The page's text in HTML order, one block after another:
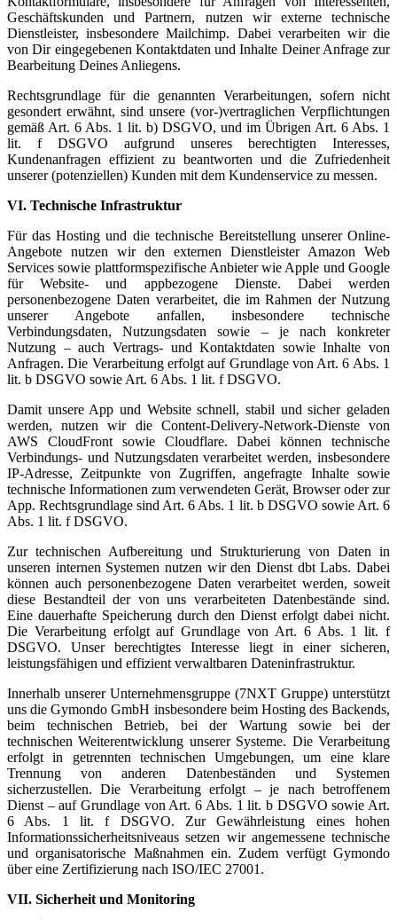
Geschäftskunden und Partnern, nutzen wir externe technische
Dienstleister, insbesondere Mailchimp. Dabei verarbeiten wir die
von Dir eingegebenen Kontaktdaten und Inhalte Deiner Anfrage zur
Bearbeitung Deines Anliegens.
Rechtsgrundlage für die genannten Verarbeitungen, sofern nicht
gesondert erwähnt, sind unsere (vor-)vertraglichen Verpflichtungen
gemäß Art. 6 Abs. 1 lit. b) DSGVO, und im Übrigen Art. 6 Abs. 1
lit. f DSGVO aufgrund unseres berechtigten Interesses,
Kundenanfragen effizient zu beantworten und die Zufriedenheit
unserer (potenziellen) Kunden mit dem Kundenservice zu messen.
VI. Technische Infrastruktur
Für das Hosting und die technische Bereitstellung unserer Online-
Angebote nutzen wir den externen Dienstleister Amazon Web
Services sowie plattformspezifische Anbieter wie Apple und Google
für Website- und appbezogene Dienste. Dabei werden
personenbezogene Daten verarbeitet, die im Rahmen der Nutzung
unserer Angebote anfallen, insbesondere technische
Verbindungsdaten, Nutzungsdaten sowie – je nach konkreter
Nutzung – auch Vertrags- und Kontaktdaten sowie Inhalte von
Anfragen. Die Verarbeitung erfolgt auf Grundlage von Art. 6 Abs. 1
lit. b DSGVO sowie Art. 6 Abs. 1 lit. f DSGVO.
Damit unsere App und Website schnell, stabil und sicher geladen
werden, nutzen wir die Content-Delivery-Network-Dienste von
AWS CloudFront sowie Cloudflare. Dabei können technische
Verbindungs- und Nutzungsdaten verarbeitet werden, insbesondere
IP-Adresse, Zeitpunkte von Zugriffen, angefragte Inhalte sowie
technische Informationen zum verwendeten Gerät, Browser oder zur
App. Rechtsgrundlage sind Art. 6 Abs. 1 lit. b DSGVO sowie Art. 6
Abs. 1 lit. f DSGVO.
Zur technischen Aufbereitung und Strukturierung von Daten in
unseren internen Systemen nutzen wir den Dienst dbt Labs. Dabei
können auch personenbezogene Daten verarbeitet werden, soweit
diese Bestandteil der von uns verarbeiteten Datenbestände sind.
Eine dauerhafte Speicherung durch den Dienst erfolgt dabei nicht.
Die Verarbeitung erfolgt auf Grundlage von Art. 6 Abs. 1 lit. f
DSGVO. Unser berechtigtes Interesse liegt in einer sicheren,
leistungsfähigen und effizient verwaltbaren Dateninfrastruktur.
Innerhalb unserer Unternehmensgruppe (7NXT Gruppe) unterstützt
uns die Gymondo GmbH insbesondere beim Hosting des Backends,
beim technischen Betrieb, bei der Wartung sowie bei der
technischen Weiterentwicklung unserer Systeme. Die Verarbeitung
erfolgt in getrennten technischen Umgebungen, um eine klare
Trennung von anderen Datenbeständen und Systemen
sicherzustellen. Die Verarbeitung erfolgt – je nach betroffenem
Dienst – auf Grundlage von Art. 6 Abs. 1 lit. b DSGVO sowie Art.
6 Abs. 1 lit. f DSGVO. Zur Gewährleistung eines hohen
Informationssicherheitsniveaus setzen wir angemessene technische
und organisatorische Maßnahmen ein. Zudem verfügt Gymondo
über eine Zertifizierung nach ISO/IEC 27001.
VII. Sicherheit und Monitoring